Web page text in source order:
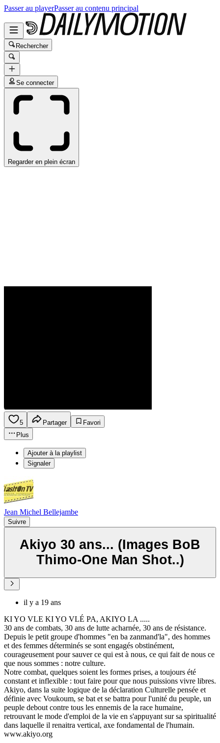
Passer au playerPasser au contenu principal
Rechercher
Se connecter
Regarder en plein écran
5 Partager
Favori
Plus
Ajouter à la playlist
Signaler
Jean Michel Bellejambe
Suivre
Akiyo 30 ans... (Images BoB
Thimo-One Man Shot..)
il y a 19 ans
KI YO VLE KI YO VLÉ PA, AKIYO LA .....
30 ans de combats, 30 ans de lutte acharnée, 30 ans de résistance.
Depuis le petit groupe d'hommes "en ba zanmand'la", des hommes
et des femmes déterminés se sont engagés obstinément,
courageusement pour sauver ce qui est à nous, ce qui fait de nous ce
que nous sommes : notre culture.
Notre combat, quelques soient les formes prises, a toujours été
constant et inflexible : tout faire pour que nous puissions vivre libres.
Akiyo, dans la suite logique de la déclaration Culturelle pensée et
définie avec Voukoum, se bat et se battra pour l'unité du peuple, un
peuple debout contre tous les ennemis de la race humaine,
retrouvant le mode d'emploi de la vie en s'appuyant sur sa spiritualité
dans laquelle il renaitra vertical, axe fondamental de l'humain.
www.akiyo.org